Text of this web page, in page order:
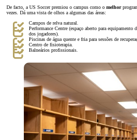
De facto, a US Soccer premiou o campus como o melhor
vezes. Dá uma vista de olhos a algumas das áreas:
Campos de relva natural.
Performance Centre (espaço aberto para equipamento
dos jogadores).
Piscinas de água quente e fria para sessões de
Centro de fisioterapia.
Balneários profissionais.